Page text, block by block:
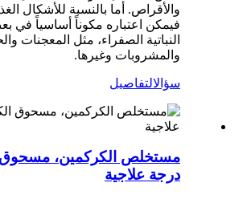
والأقراص. أما بالنسبة للأشكال
فيمكن اعتباره مكوناً أساسياً في
النباتية الصفراء، مثل المعجنات
والمشروبات وغيرها.
سؤالالتفاصيل
مستخلص الكركمين، مسحوق
درجة علاجية